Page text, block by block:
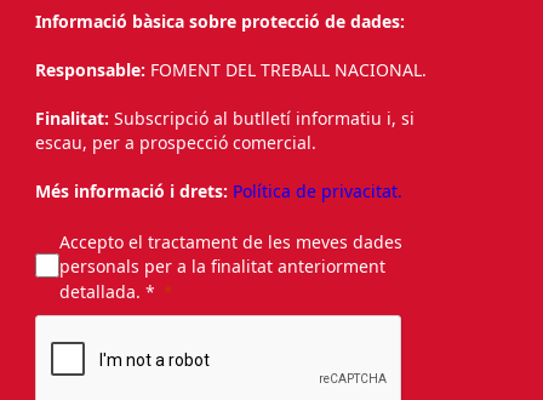
Informació bàsica sobre protecció de dades:
Responsable: FOMENT DEL TREBALL NACIONAL.
Finalitat: Subscripció al butlletí informatiu i, si
escau, per a prospecció comercial.
Més informació i drets: Política de privacitat.
Accepto el tractament de les meves dades
personals per a la finalitat anteriorment
detallada. *